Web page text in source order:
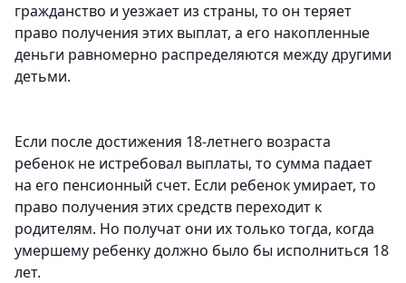
гражданство и уезжает из страны, то он теряет
право получения этих выплат, а его накопленные
деньги равномерно распределяются между другими
детьми.
Если после достижения 18-летнего возраста
ребенок не истребовал выплаты, то сумма падает
на его пенсионный счет. Если ребенок умирает, то
право получения этих средств переходит к
родителям. Но получат они их только тогда, когда
умершему ребенку должно было бы исполниться 18
лет.